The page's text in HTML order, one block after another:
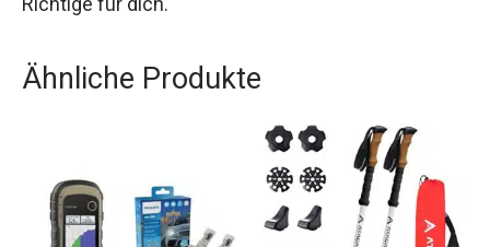
Richtige für dich.
Ähnliche Produkte